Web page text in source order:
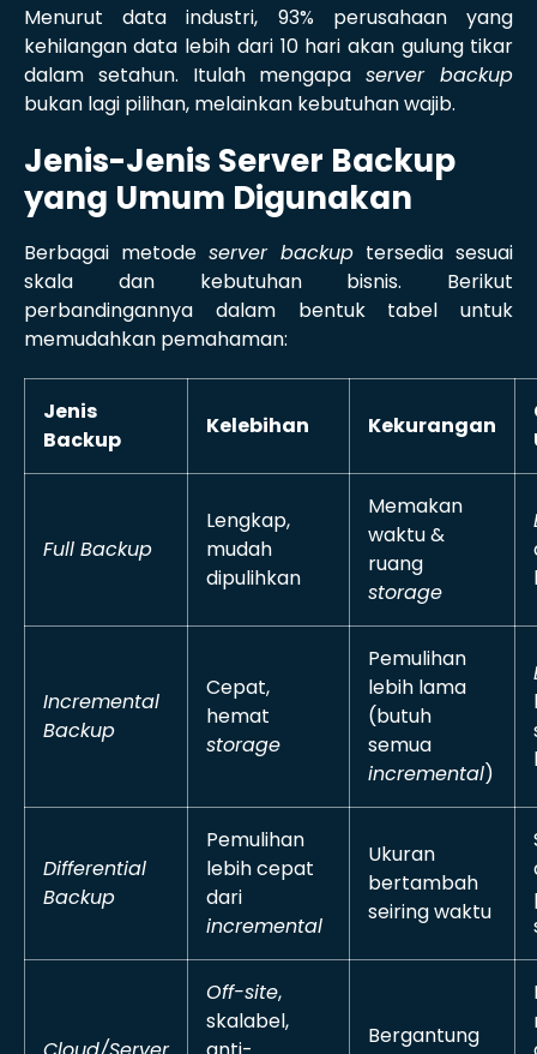
Menurut data industri, 93% perusahaan yang
kehilangan data lebih dari 10 hari akan gulung tikar
dalam setahun. Itulah mengapaserver backup
bukan lagi pilihan, melainkan kebutuhan wajib.
Jenis-Jenis Server Backup
yang Umum Digunakan
Berbagai metode server backup tersedia sesuai
skala dan kebutuhan bisnis. Berikut
perbandingannya dalam bentuk tabel untuk
memudahkan pemahaman:
Jenis
Backup
Kelebihan Kekurangan
Full Backup
Lengkap,
mudah
dipulihkan
Memakan
waktu &
ruang
storage
Incremental
Backup
Cepat,
hemat
storage
Pemulihan
lebih lama
(butuh
semua
incremental)
Differential
Backup
Pemulihan
lebih cepat
dari
incremental
Ukuran
bertambah
seiring waktu
Off-site,
skalabel,
Bergantung